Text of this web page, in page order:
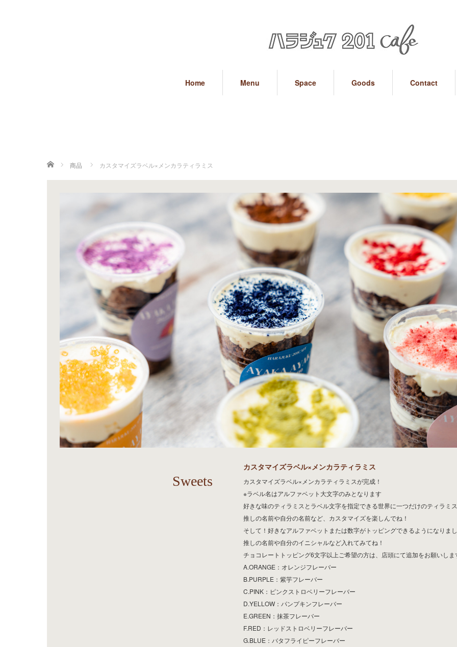
Home Menu Space Goods Contact
ホーム 商品 カスタマイズラベル×メンカラティラミス
Sweets
カスタマイズラベル×メンカラティラミス
カスタマイズラベル×メンカラティラミスが完成！
※ラベル名はアルファベット大文字のみとなります
好きな味のティラミスとラベル文字を指定できる世界に一つだけのティラミス
推しの名前や自分の名前など、カスタマイズを楽しんでね！
そして！好きなアルファベットまたは数字がトッピングできるようになりまし
推しの名前や自分のイニシャルなど入れてみてね！
チョコレートトッピング6文字以上ご希望の方は、店頭にて追加をお願いしま
A.ORANGE：オレンジフレーバー
B.PURPLE：紫芋フレーバー
C.PINK：ピンクストロベリーフレーバー
D.YELLOW：パンプキンフレーバー
E.GREEN：抹茶フレーバー
F.RED：レッドストロベリーフレーバー
G.BLUE：バタフライピーフレーバー